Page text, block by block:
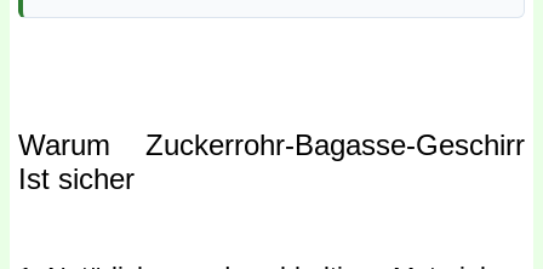
Warum Zuckerrohr-Bagasse-Geschirr
Ist sicher